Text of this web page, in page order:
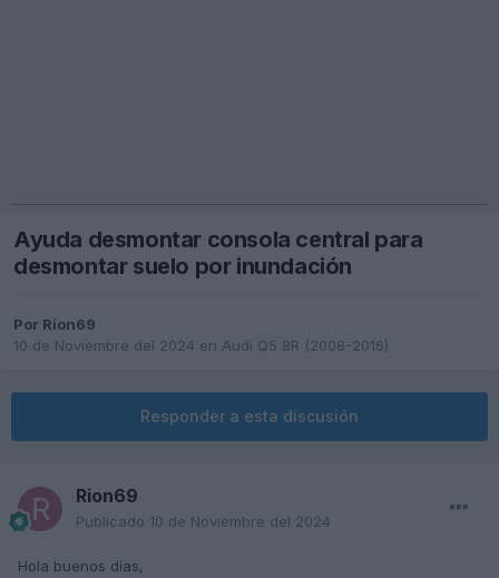
Ayuda desmontar consola central para
desmontar suelo por inundación
Por Rion69
10 de Noviembre del 2024 en Audi Q5 8R (2008-2016)
Responder a esta discusión
Rion69
Publicado 10 de Noviembre del 2024
Hola buenos días,